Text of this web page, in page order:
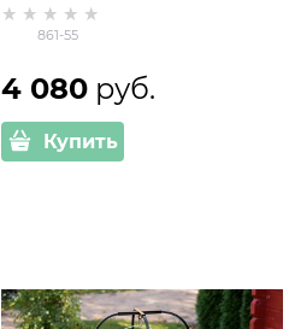
861-55
4 080 руб.
Купить